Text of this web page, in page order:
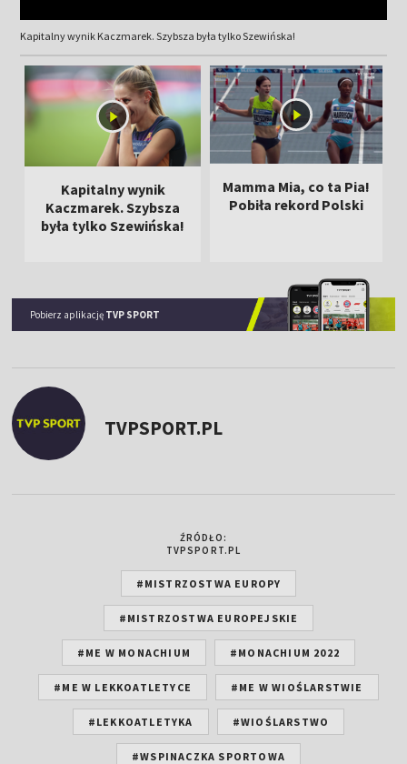
Kapitalny wynik Kaczmarek. Szybsza była tylko Szewińska!
Kapitalny wynik
Kaczmarek. Szybsza
była tylko Szewińska!
Mamma Mia, co ta Pia!
Pobiła rekord Polski
Pobierz aplikację TVP SPORT
TVPSPORT.PL
ŹRÓDŁO:
TVPSPORT.PL
#MISTRZOSTWA EUROPY
#MISTRZOSTWA EUROPEJSKIE
#ME W MONACHIUM #MONACHIUM 2022
#ME W LEKKOATLETYCE #ME W WIOŚLARSTWIE
#LEKKOATLETYKA #WIOŚLARSTWO
#WSPINACZKA SPORTOWA